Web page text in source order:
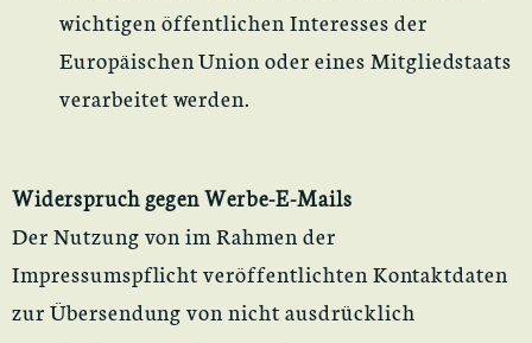
wichtigen öffentlichen Interesses der
Europäischen Union oder eines Mitgliedstaats
verarbeitet werden.
Widerspruch gegen Werbe-E-Mails
Der Nutzung von im Rahmen der
Impressumspflicht veröffentlichten Kontaktdaten
zur Übersendung von nicht ausdrücklich